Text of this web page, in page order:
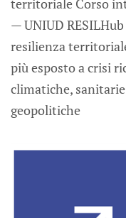
territoriale Corso
— UNIUD
resilienza
più esposto a crisi
climatiche,
geopolitiche